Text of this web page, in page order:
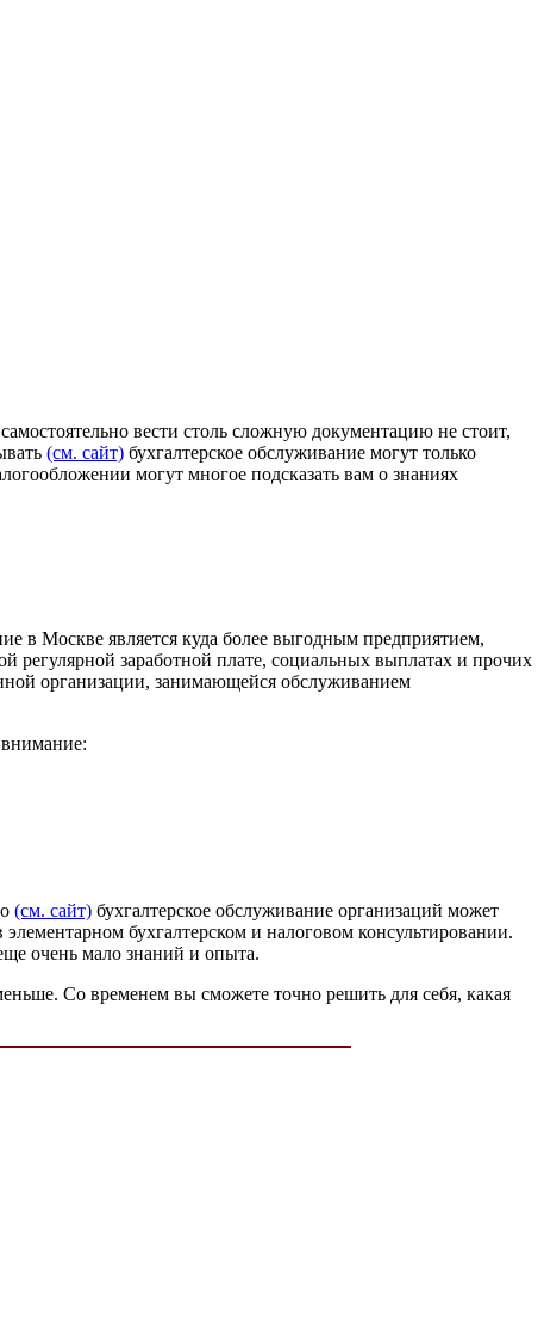
вести столь сложную документацию не стоит,
(см. сайт) бухгалтерское обслуживание могут только
могут многое подсказать вам о знаниях
в Москве является куда более выгодным предприятием,
заработной плате, социальных выплатах и прочих
организации, занимающейся обслуживанием
(см. сайт) бухгалтерское обслуживание организаций может
бухгалтерском и налоговом консультировании.
очень мало знаний и опыта.
Со временем вы сможете точно решить для себя, какая